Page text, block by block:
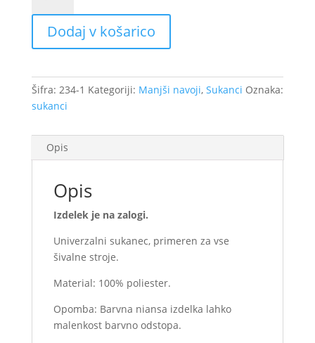
A
1000Y
-
rdeča
(na
zalogi)
Dodaj v košarico
Šifra: 234-1 Kategoriji: Manjši navoji, Sukanci Oznaka:
sukanci
Opis
Opis
Izdelek je na zalogi.
Univerzalni sukanec, primeren za vse
šivalne stroje.
Material: 100% poliester.
Opomba: Barvna niansa izdelka lahko
malenkost barvno odstopa.